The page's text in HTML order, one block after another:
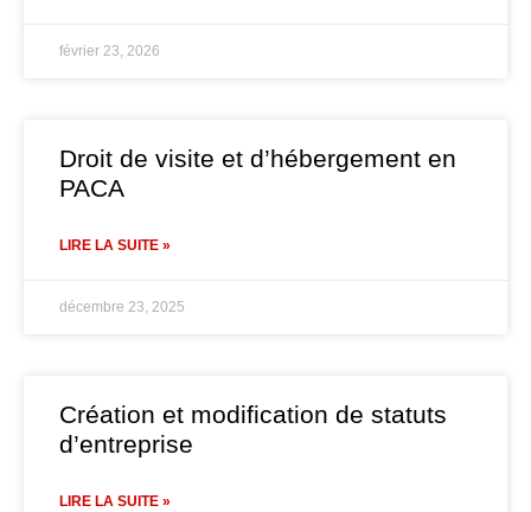
février 23, 2026
Droit de visite et d’hébergement en
PACA
LIRE LA SUITE »
décembre 23, 2025
Création et modification de statuts
d’entreprise
LIRE LA SUITE »